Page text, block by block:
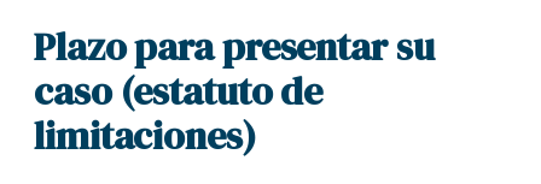
Plazo para presentar su
caso (estatuto de
limitaciones)